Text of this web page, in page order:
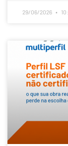
29/06/2026